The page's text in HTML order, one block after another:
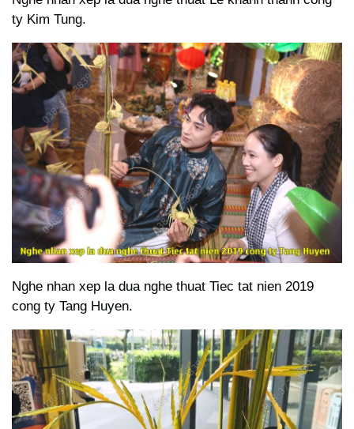
ty Kim Tung.
Nghe nhan xep la dua nghe thuat Tiec tat nien 2019
cong ty Tang Huyen.